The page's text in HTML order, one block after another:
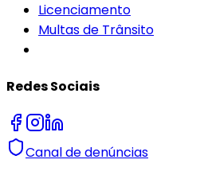
Licenciamento
Multas de Trânsito
Redes Sociais
Canal de denúncias